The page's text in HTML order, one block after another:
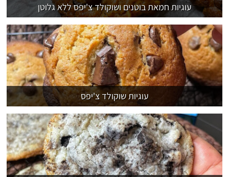
עוגיות חמאת בוטנים ושוקולד צ'יפס ללא גלוטן
עוגיות שוקולד צ'יפס